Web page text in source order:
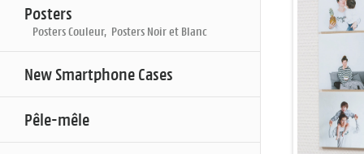
Posters
Posters Couleur, Posters Noir et Blanc
New Smartphone Cases
Pêle-mêle